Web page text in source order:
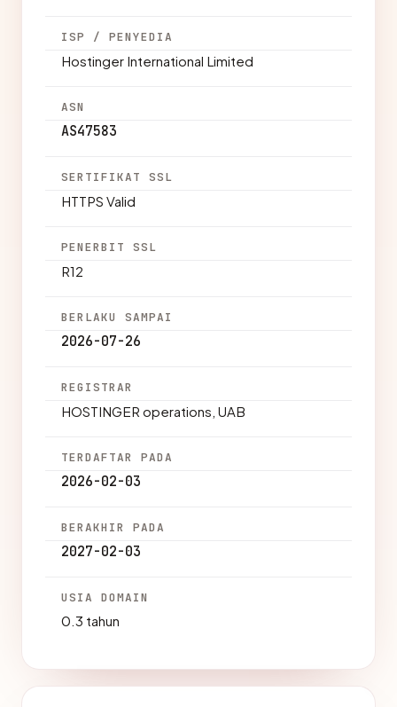
ISP / PENYEDIA
Hostinger International Limited
ASN
AS47583
SERTIFIKAT SSL
HTTPS Valid
PENERBIT SSL
R12
BERLAKU SAMPAI
2026-07-26
REGISTRAR
HOSTINGER operations, UAB
TERDAFTAR PADA
2026-02-03
BERAKHIR PADA
2027-02-03
USIA DOMAIN
0.3 tahun